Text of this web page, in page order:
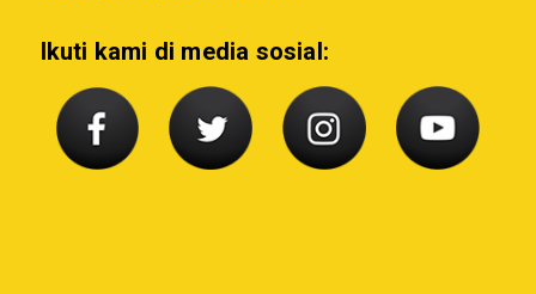
Ikuti kami di media sosial: